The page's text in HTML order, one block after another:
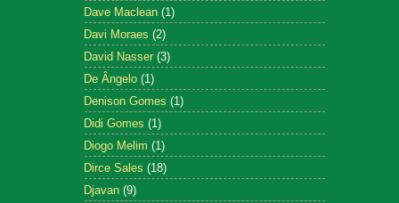
Dave Maclean (1)
Davi Moraes (2)
David Nasser (3)
De Ângelo (1)
Denison Gomes (1)
Didi Gomes (1)
Diogo Melim (1)
Dirce Sales (18)
Djavan (9)